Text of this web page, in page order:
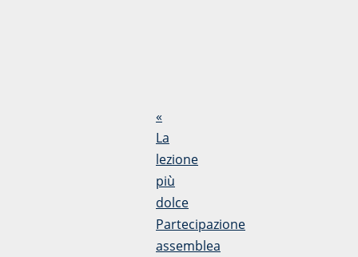
«
La
lezione
più
dolce
Partecipazione
assemblea